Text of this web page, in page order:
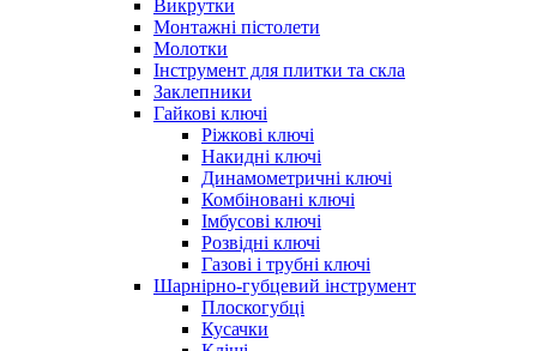
Викрутки
Монтажні пістолети
Молотки
Інструмент для плитки та скла
Заклепники
Гайкові ключі
Ріжкові ключі
Накидні ключі
Динамометричні ключі
Комбіновані ключі
Імбусові ключі
Розвідні ключі
Газові і трубні ключі
Шарнірно-губцевий інструмент
Плоскогубцi
Кусачки